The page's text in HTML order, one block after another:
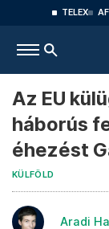
TELEX
Az EU
háborús
éhezést
KÜLFÖLD
Aradi